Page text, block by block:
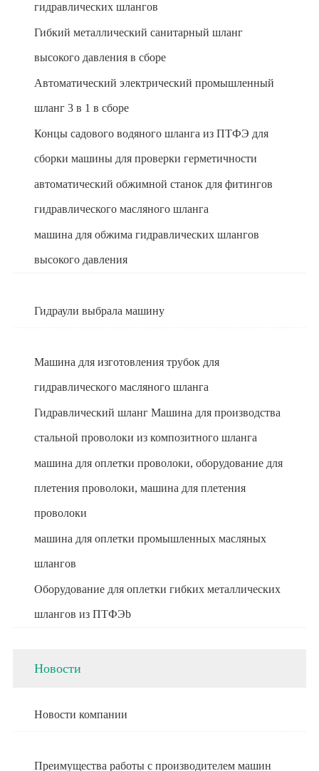
гидравлических шлангов
Гибкий металлический санитарный шланг
высокого давления в сборе
Автоматический электрический промышленный
шланг 3 в 1 в сборе
Концы садового водяного шланга из ПТФЭ для
сборки машины для проверки герметичности
автоматический обжимной станок для фитингов
гидравлического масляного шланга
машина для обжима гидравлических шлангов
высокого давления
Гидраули выбрала машину
Машина для изготовления трубок для
гидравлического масляного шланга
Гидравлический шланг Машина для производства
стальной проволоки из композитного шланга
машина для оплетки проволоки, оборудование для
плетения проволоки, машина для плетения
проволоки
машина для оплетки промышленных масляных
шлангов
Оборудование для оплетки гибких металлических
шлангов из ПТФЭb
Новости
Новости компании
Преимущества работы с производителем машин